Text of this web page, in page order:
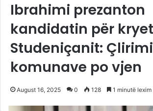
Ibrahimi prezanton
kandidatin për
Studeniçanit:
komunave po vjen
August 16, 2025 0 128 1 minutë lexim